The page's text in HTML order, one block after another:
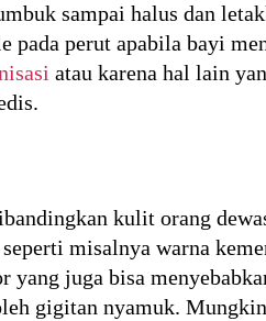
sampai halus dan
pada perut apabila bayi
atau karena hal lain
kulit orang
misalnya warna
yang juga bisa
gigitan nyamuk.